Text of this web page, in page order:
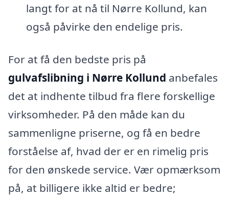
langt for at nå til Nørre Kollund, kan
også påvirke den endelige pris.
For at få den bedste pris på
gulvafslibning i Nørre Kollund anbefales
det at indhente tilbud fra flere forskellige
virksomheder. På den måde kan du
sammenligne priserne, og få en bedre
forståelse af, hvad der er en rimelig pris
for den ønskede service. Vær opmærksom
på, at billigere ikke altid er bedre;